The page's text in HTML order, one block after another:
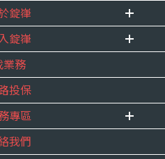
器或其他非自動化之方
條規定得行使之權利及方
權利
向 台端所蒐集之個人資
司行使下列權利，除法令
契約所必要外，錠嵂公司
錠嵂
資訊
事跡
紀錄
宣言
夥伴
錠嵂
招聘
招募
增員計畫
業務
投保
專區
資源網
我們